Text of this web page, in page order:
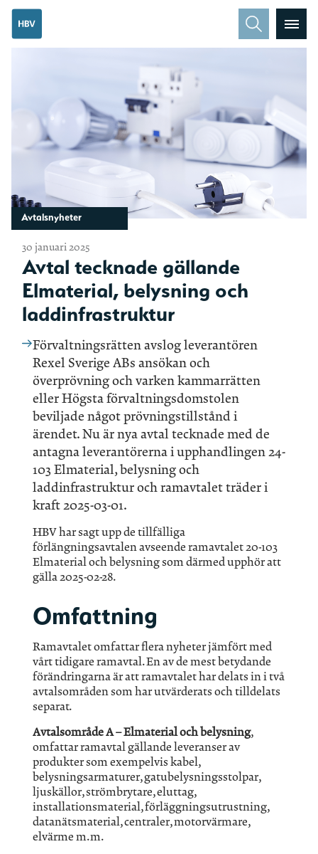
Avtalsnyheter
30 januari 2025
Avtal tecknade gällande
Elmaterial, belysning och
laddinfrastruktur
Förvaltningsrätten avslog leverantören
Rexel Sverige ABs ansökan och
överprövning och varken kammarrätten
eller Högsta förvaltningsdomstolen
beviljade något prövningstillstånd i
ärendet. Nu är nya avtal tecknade med de
antagna leverantörerna i upphandlingen 24-
103 Elmaterial, belysning och
laddinfrastruktur och ramavtalet träder i
kraft 2025-03-01.
HBV har sagt upp de tillfälliga
förlängningsavtalen avseende ramavtalet 20-103
Elmaterial och belysning som därmed upphör att
gälla 2025-02-28.
Omfattning
Ramavtalet omfattar flera nyheter jämfört med
vårt tidigare ramavtal. En av de mest betydande
förändringarna är att ramavtalet har delats in i två
avtalsområden som har utvärderats och tilldelats
separat.
Avtalsområde A – Elmaterial och belysning,
omfattar ramavtal gällande leveranser av
produkter som exempelvis kabel,
belysningsarmaturer, gatubelysningsstolpar,
ljuskällor, strömbrytare, eluttag,
installationsmaterial, förläggningsutrustning,
datanätsmaterial, centraler, motorvärmare,
elvärme m.m.